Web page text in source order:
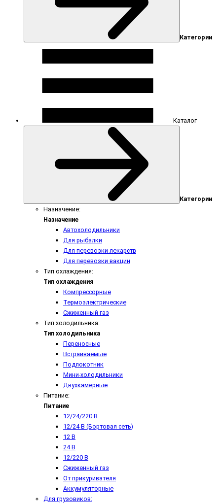
Категории
Каталог
Категории
Назначение:
Назначение
Автохолодильники
Для рыбалки
Для перевозки лекарств
Для перевозки вакцин
Тип охлаждения:
Тип охлаждения
Компрессорные
Термоэлектрические
Сжиженный газ
Тип холодильника:
Тип холодильника
Переносные
Встраиваемые
Подлокотник
Мини-холодильники
Двухкамерные
Питание:
Питание
12/24/220 В
12/24 В (Бортовая сеть)
12 В
24 В
12/220 В
Сжиженный газ
От прикуривателя
Аккумуляторные
Для грузовиков: